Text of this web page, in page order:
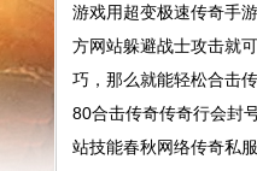
游戏用超变极速传奇手
方网站躲避战士攻击就
巧，那么就能轻松合击
80合击传奇传奇行会封
站技能春秋网络传奇私